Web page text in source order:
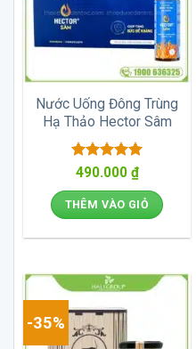
Nước Uống Đông Trùng
Hạ Thảo Hector Sâm
Được xếp
sao
490.000 ₫
THÊM VÀO GIỎ
-35%